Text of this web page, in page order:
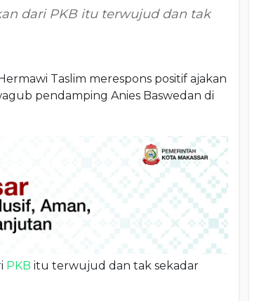
dari PKB itu terwujud dan tak
Taslim merespons positif ajakan
pendamping Anies Baswedan di
PKB itu terwujud dan tak sekadar